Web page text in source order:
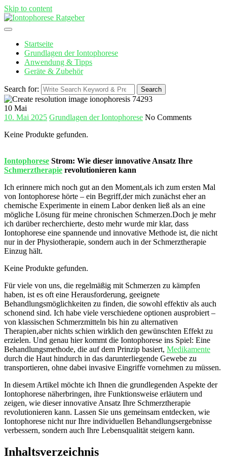
Skip to content
Startseite
Grundlagen der Iontophorese
Anwendung & Tipps
Geräte & Zubehör
Search for: Search
10 Mai
10. Mai 2025 Grundlagen der Iontophorese No Comments
Keine Produkte gefunden.
Iontophorese Strom: Wie dieser innovative ⁢Ansatz Ihre
Schmerztherapie revolutionieren kann
Ich erinnere mich noch gut an den Moment,als ich zum ersten ​Mal‌
von Iontophorese hörte – ein Begriff,der mich zunächst eher an
chemische Experimente in einem Labor⁤ denken ließ als an eine
mögliche Lösung für meine chronischen Schmerzen.Doch je mehr
ich darüber recherchierte, desto mehr wurde mir klar, dass
Iontophorese eine spannende und⁤ innovative Methode ist, die nicht
nur in der Physiotherapie, sondern auch in der ​Schmerztherapie
Einzug hält.
Keine Produkte gefunden.
Für viele‍ von uns, die regelmäßig mit Schmerzen zu kämpfen
haben,⁤ ist ​es oft eine ​Herausforderung, geeignete
Behandlungsmöglichkeiten zu finden, die sowohl effektiv als auch⁤
schonend sind. Ich habe viele verschiedene optionen ausprobiert –
von klassischen Schmerzmitteln bis hin zu alternativen
Therapien,aber nichts schien wirklich den gewünschten Effekt zu
erzielen. Und genau hier kommt die Iontophorese ‍ins Spiel: Eine
Behandlungsmethode, die auf dem Prinzip basiert, Medikamente
durch die Haut hindurch in​ das darunterliegende Gewebe zu ​
transportieren, ohne dabei invasive Eingriffe vornehmen zu müssen.
In diesem Artikel möchte ich Ihnen die grundlegenden Aspekte der
Iontophorese näherbringen, ihre Funktionsweise ⁢erläutern und
zeigen, wie dieser innovative Ansatz Ihre Schmerztherapie
revolutionieren kann. Lassen Sie uns gemeinsam entdecken, wie
Iontophorese nicht nur Ihre individuellen ‌Behandlungsergebnisse
verbessern, sondern auch Ihre ⁣Lebensqualität steigern kann.
Inhaltsverzeichnis